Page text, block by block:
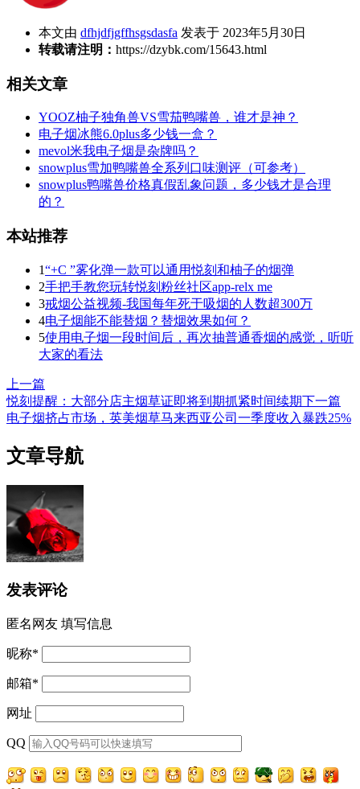
本文由 dfhjdfjgffhsgsdasfa 发表于 2023年5月30日
转载请注明： https://dzybk.com/15643.html
相关文章
YOOZ柚子独角兽VS雪茄鸭嘴兽，谁才是神？
电子烟冰熊6.0plus多少钱一盒？
mevol米我电子烟是杂牌吗？
snowplus雪加鸭嘴兽全系列口味测评（可参考）
snowplus鸭嘴兽价格真假乱象问题，多少钱才是合理
的？
本站推荐
1“+C ”雾化弹一款可以通用悦刻和柚子的烟弹
2手把手教您玩转悦刻粉丝社区app-relx me
3戒烟公益视频-我国每年死于吸烟的人数超300万
4电子烟能不能替烟？替烟效果如何？
5使用电子烟一段时间后，再次抽普通香烟的感觉，听听
大家的看法
上一篇
悦刻提醒：大部分店主烟草证即将到期抓紧时间续期下一篇
电子烟挤占市场，英美烟草马来西亚公司一季度收入暴跌25%
文章导航
发表评论
匿名网友 填写信息
昵称*
邮箱*
网址
QQ